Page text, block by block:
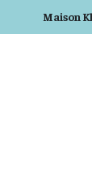
Maison